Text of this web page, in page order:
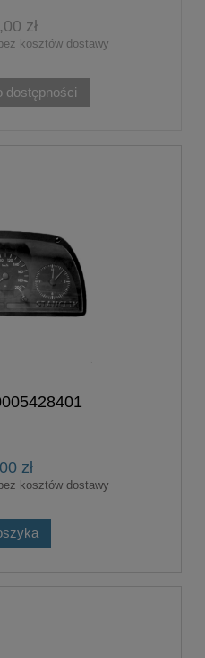
zł
kosztów dostawy
dostępności
zł
kosztów dostawy